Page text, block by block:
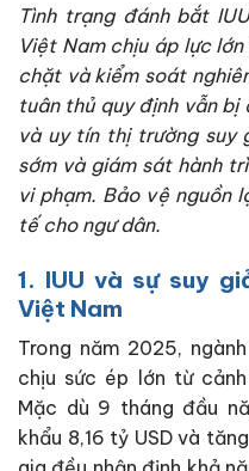
Tình trạng đánh bắt
Việt Nam chịu áp lực
chặt và kiểm soát
tuân thủ quy định vẫn bị
và uy tín thị trường suy
sớm và giám sát hành
vi phạm. Bảo vệ nguồn
tế cho ngư dân.
1. IUU và sự suy
Việt Nam
Trong năm 2025,
chịu sức ép lớn từ
Mặc dù 9 tháng đầu
khẩu 8,16 tỷ USD và